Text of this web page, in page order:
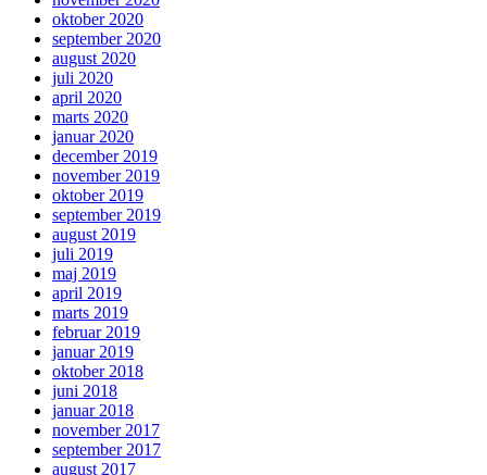
oktober 2020
september 2020
august 2020
juli 2020
april 2020
marts 2020
januar 2020
december 2019
november 2019
oktober 2019
september 2019
august 2019
juli 2019
maj 2019
april 2019
marts 2019
februar 2019
januar 2019
oktober 2018
juni 2018
januar 2018
november 2017
september 2017
august 2017